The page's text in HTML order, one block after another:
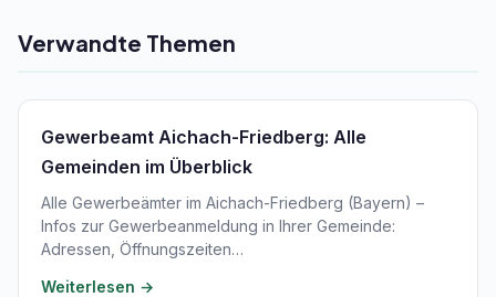
Verwandte Themen
Gewerbeamt Aichach-Friedberg: Alle
Gemeinden im Überblick
Alle Gewerbeämter im Aichach-Friedberg (Bayern) –
Infos zur Gewerbeanmeldung in Ihrer Gemeinde:
Adressen, Öffnungszeiten…
Weiterlesen →